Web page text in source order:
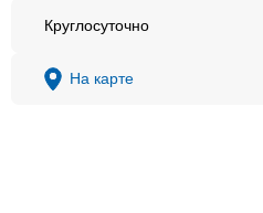
Круглосуточно
На карте